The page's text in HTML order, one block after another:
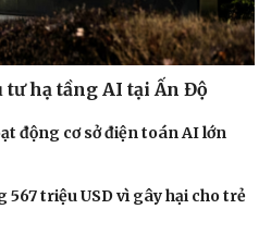
hạ tầng AI tại Ấn Độ
động cơ sở điện toán AI lớn
triệu USD vì gây hại cho trẻ